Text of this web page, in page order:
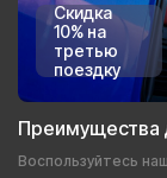
Скидка
10% на
третью
поездку
Преимущества
Воспользуйтесь